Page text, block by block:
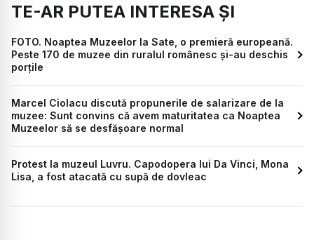
TE-AR PUTEA INTERESA ȘI
FOTO. Noaptea Muzeelor la Sate, o premieră europeană.
Peste 170 de muzee din ruralul românesc și-au deschis
porțile
Marcel Ciolacu discută propunerile de salarizare de la
muzee: Sunt convins că avem maturitatea ca Noaptea
Muzeelor să se desfăşoare normal
Protest la muzeul Luvru. Capodopera lui Da Vinci, Mona
Lisa, a fost atacată cu supă de dovleac